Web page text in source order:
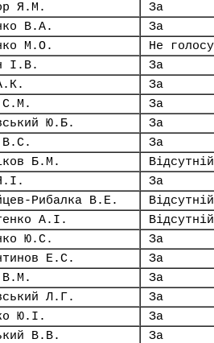
Я.М.
За
В.А.
За
М.О.
Не
І.В.
За
За
С.М.
За
Ю.Б.
За
В.С.
За
Б.М.
Відсутній
За
Рибалка В.Е.
Відсутній
А.І.
Відсутній
Ю.С.
За
Е.С.
За
В.М.
За
Л.Г.
За
Ю.І.
За
В.В.
За